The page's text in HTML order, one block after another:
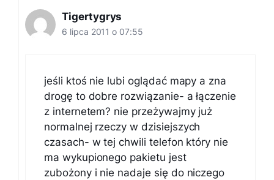
Tigertygrys
6 lipca 2011 o 07:55
jeśli ktoś nie lubi oglądać mapy a zna
drogę to dobre rozwiązanie- a łączenie
z internetem? nie przeżywajmy już
normalnej rzeczy w dzisiejszych
czasach- w tej chwili telefon który nie
ma wykupionego pakietu jest
zubożony i nie nadaje się do niczego